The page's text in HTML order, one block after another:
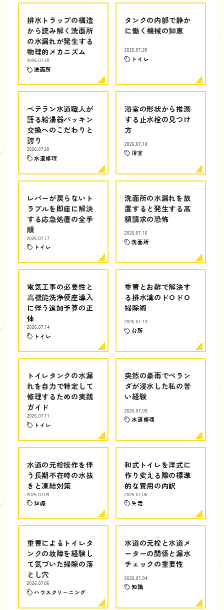
排水トラップの構造
から読み解く洗面所
の水漏れが発生する
物理的メカニズム
2026.07.20
洗面所
タンクの内部で静か
に働く機械の知恵
2026.07.20
トイレ
ベテラン水道職人が
語る給湯器パッキン
交換へのこだわりと
誇り
2026.07.20
水道修理
浴室の形状から推測
する止水栓の見つけ
方
2026.07.18
浴室
レバーが戻らないト
ラブルを即座に解決
する応急処置の全手
順
2026.07.17
トイレ
洗面所の水漏れを放
置すると発生する高
額請求の恐怖
2026.07.16
洗面所
電気工事の必要性と
高機能洗浄便座導入
に伴う追加予算の正
体
2026.07.14
トイレ
重曹とお酢で解決す
る排水溝のドロドロ
掃除術
2026.07.13
台所
トイレタンクの水漏
れを自力で特定して
修理するための実践
ガイド
2026.07.11
トイレ
突然の豪雨でベラン
ダが浸水した私の苦
い経験
2026.07.09
水道修理
水道の元栓操作を伴
う長期不在時の水抜
きと凍結対策
2026.07.09
知識
和式トイレを洋式に
作り変える際の標準
的な費用の内訳
2026.07.06
生活
重曹によるトイレタ
ンクの故障を経験し
て気づいた掃除の落
とし穴
2026.07.06
ハウスクリーニング
水道の元栓と水道メ
ーターの関係と漏水
チェックの重要性
2026.07.04
知識